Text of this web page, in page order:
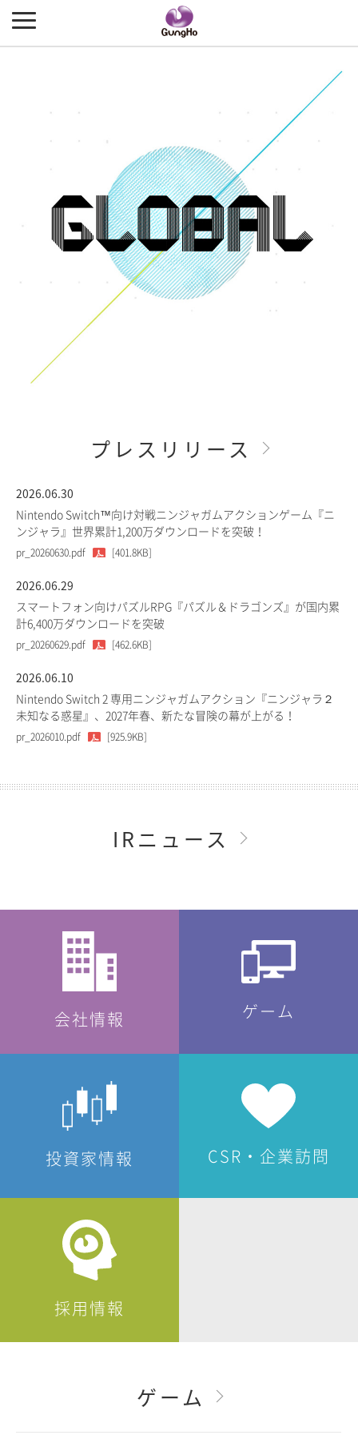
プレスリリース
2026.06.30
Nintendo Switch™向け対戦ニンジャガムアクションゲーム『ニ
ンジャラ』世界累計1,200万ダウンロードを突破！
pr_20260630.pdf [401.8KB]
2026.06.29
スマートフォン向けパズルRPG『パズル＆ドラゴンズ』が国内累
計6,400万ダウンロードを突破
pr_20260629.pdf [462.6KB]
2026.06.10
Nintendo Switch 2 専用ニンジャガムアクション『ニンジャラ２
未知なる惑星』、2027年春、新たな冒険の幕が上がる！
pr_2026010.pdf [925.9KB]
IRニュース
会社情報
ゲーム
投資家情報 CSR・企業訪問
採用情報
ゲーム